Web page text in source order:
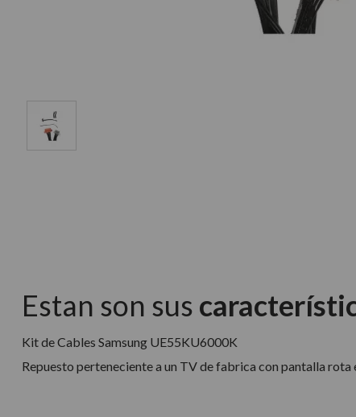
Estan son sus
Kit de Cables Samsung UE55KU6000K
Repuesto perteneciente a un TV de fabrica con pantalla rota